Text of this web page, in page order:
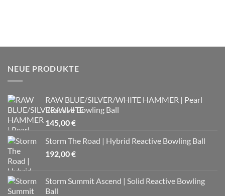
NEUE PRODUKTE
RAW BLUE/SILVER/WHITE HAMMER | Pearl
Reactive Bowling Ball
145,00€
Storm The Road | Hybrid Reactive Bowling Ball
192,00€
Storm Summit Ascend | Solid Reactive Bowling
Ball